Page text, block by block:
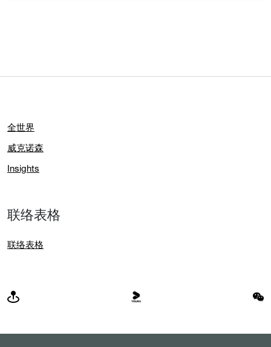
全世界
威克诺森
Insights
联络表格
联络表格